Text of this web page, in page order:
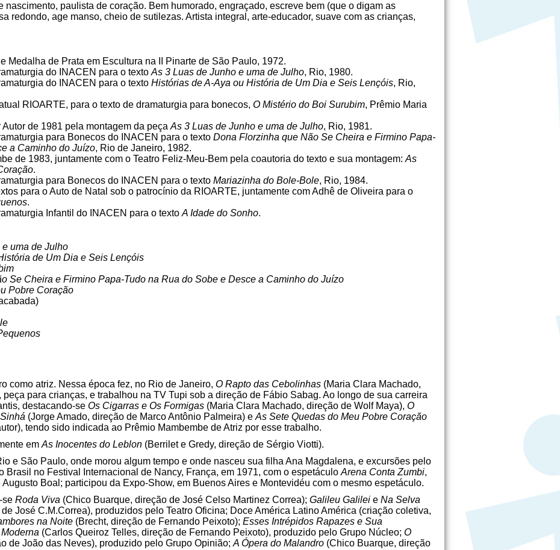
nascimento, paulista de coração. Bem humorado, engraçado, escreve bem (que o digam as
redondo, age manso, cheio de sutilezas. Artista integral, arte-educador, suave com as crianças,
Medalha de Prata em Escultura na II Pinarte de São Paulo, 1972.
do INACEN para o texto As 3 Luas de Junho e uma de Julho, Rio, 1980.
do INACEN para o texto Histórias de A-Aya ou História de Um Dia e Seis Lençóis, Rio,
RIOARTE, para o texto de dramaturgia para bonecos, O Mistério do Boi Surubim, Prêmio Maria
de 1981 pela montagem da peça As 3 Luas de Junho e uma de Julho, Rio, 1981.
para Bonecos do INACEN para o texto Dona Florzinha que Não Se Cheira e Firmino Papa-
a Caminho do Juízo, Rio de Janeiro, 1982.
de 1983, juntamente com o Teatro Feliz-Meu-Bem pela coautoria do texto e sua montagem: As
.
para Bonecos do INACEN para o texto Mariazinha do Bole-Bole, Rio, 1984.
para o Auto de Natal sob o patrocínio da RIOARTE, juntamente com Adhê de Oliveira para o
.
Infantil do INACEN para o texto A Idade do Sonho.
uma de Julho
de Um Dia e Seis Lençóis
Se Cheira e Firmino Papa-Tudo na Rua do Sobe e Desce a Caminho do Juízo
Pobre Coração
como atriz. Nessa época fez, no Rio de Janeiro, O Rapto das Cebolinhas (Maria Clara Machado,
para crianças, e trabalhou na TV Tupi sob a direção de Fábio Sabag. Ao longo de sua carreira
destacando-se Os Cigarras e Os Formigas (Maria Clara Machado, direção de Wolf Maya), O
(Jorge Amado, direção de Marco Antônio Palmeira) e As Sete Quedas do Meu Pobre Coração
tendo sido indicada ao Prêmio Mambembe de Atriz por esse trabalho.
em As Inocentes do Leblon (Berrilet e Gredy, direção de Sérgio Viotti).
e São Paulo, onde morou algum tempo e onde nasceu sua filha Ana Magdalena, e excursões pelo
Brasil no Festival Internacional de Nancy, França, em 1971, com o espetáculo Arena Conta Zumbi,
Boal; participou da Expo-Show, em Buenos Aires e Montevidéu com o mesmo espetáculo.
se Roda Viva (Chico Buarque, direção de José Celso Martinez Correa); Galileu Galilei e Na Selva
José C.M.Correa), produzidos pelo Teatro Oficina; Doce América Latino América (criação coletiva,
na Noite (Brecht, direção de Fernando Peixoto); Esses Intrépidos Rapazes e Sua
(Carlos Queiroz Telles, direção de Fernando Peixoto), produzido pelo Grupo Núcleo; O
de João das Neves), produzido pelo Grupo Opinião; A Ópera do Malandro (Chico Buarque, direção